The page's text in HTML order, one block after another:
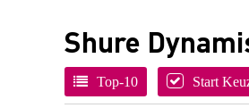
Shure
Top-10 Start